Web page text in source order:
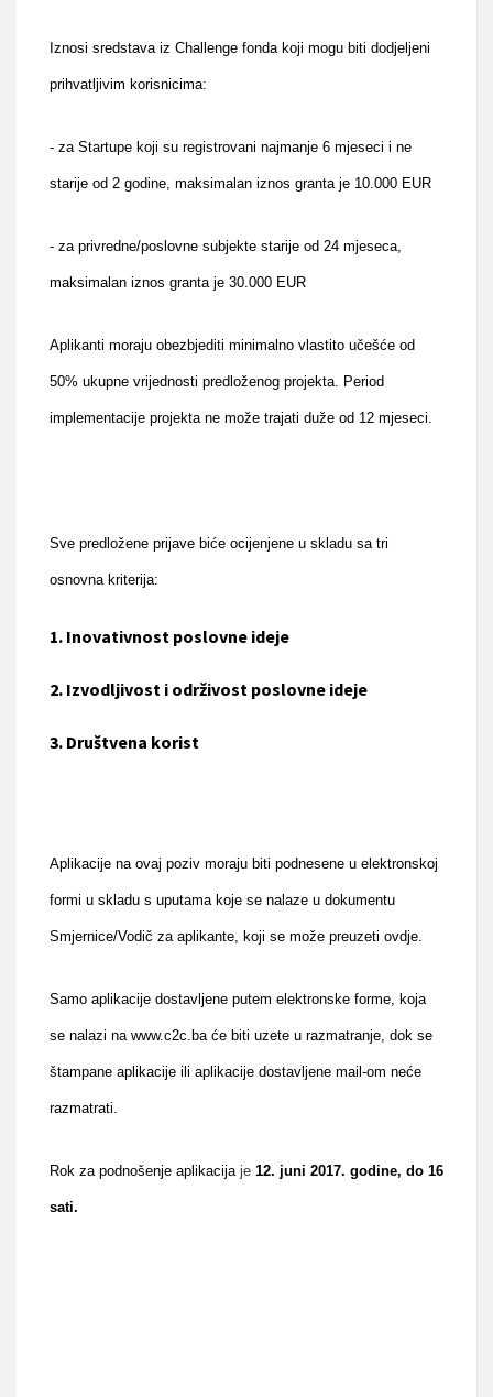
Iznosi sredstava iz Challenge fonda koji mogu biti dodjeljeni
prihvatljivim korisnicima:
- za Startupe koji su registrovani najmanje 6 mjeseci i ne
starije od 2 godine, maksimalan iznos granta je 10.000 EUR
- za privredne/poslovne subjekte starije od 24 mjeseca,
maksimalan iznos granta je 30.000 EUR
Aplikanti moraju obezbjediti minimalno vlastito učešće od
50% ukupne vrijednosti predloženog projekta. Period
implementacije projekta ne može trajati duže od 12 mjeseci.
Sve predložene prijave biće ocijenjene u skladu sa tri
osnovna kriterija:
1. Inovativnost poslovne ideje
2. Izvodljivost i održivost poslovne ideje
3. Društvena korist
Aplikacije na ovaj poziv moraju biti podnesene u elektronskoj
formi u skladu s uputama koje se nalaze u dokumentu
Smjernice/Vodič za aplikante, koji se može preuzeti ovdje.
Samo aplikacije dostavljene putem elektronske forme, koja
se nalazi na www.c2c.baće biti uzete u razmatranje, dok se
štampane aplikacije ili aplikacije dostavljene mail-om neće
razmatrati.
Rok za podnošenje aplikacija je 12. juni 2017. godine, do 16
sati.